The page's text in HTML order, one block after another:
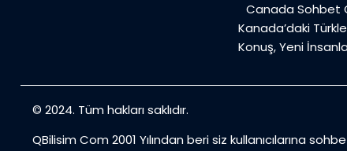
Canada Sohbet
Kanada’daki
Konuş, Yeni
© 2024. Tüm hakları saklıdır.
QBilisim Com 2001 Yılından beri siz kullanıcılarına